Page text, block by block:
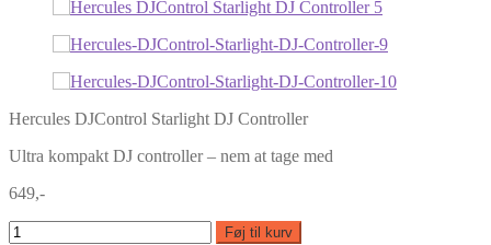
Hercules DJControl Starlight DJ Controller
Ultra kompakt DJ controller – nem at tage med
649,-
Føj til kurv